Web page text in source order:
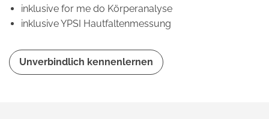
inklusive for me do Körperanalyse
inklusive YPSI Hautfaltenmessung
Unverbindlich kennenlernen